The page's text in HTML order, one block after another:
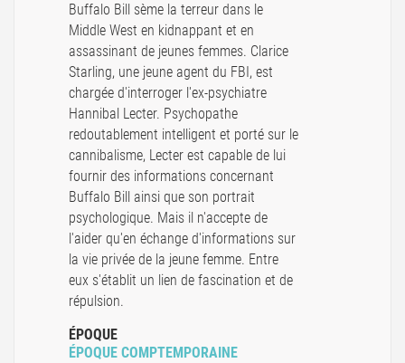
Buffalo Bill sème la terreur dans le
Middle West en kidnappant et en
assassinant de jeunes femmes. Clarice
Starling, une jeune agent du FBI, est
chargée d'interroger l'ex-psychiatre
Hannibal Lecter. Psychopathe
redoutablement intelligent et porté sur le
cannibalisme, Lecter est capable de lui
fournir des informations concernant
Buffalo Bill ainsi que son portrait
psychologique. Mais il n'accepte de
l'aider qu'en échange d'informations sur
la vie privée de la jeune femme. Entre
eux s'établit un lien de fascination et de
répulsion.
ÉPOQUE
ÉPOQUE COMPTEMPORAINE